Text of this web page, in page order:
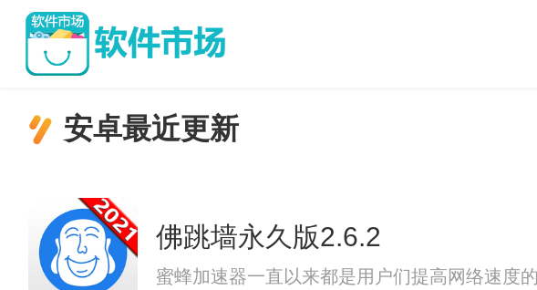
安卓最近更新
佛跳墙永久版2.6.2
蜜蜂加速器一直以来都是用户们提高网络速度